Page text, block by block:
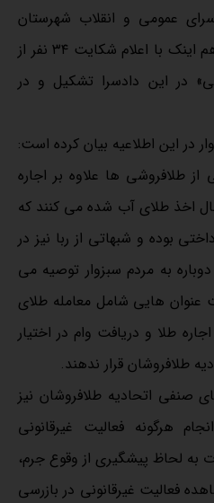
عمومی و انقلاب شهرستان
سبزوار، بر طبق این اطلاعیه، هم اینک با اعلام شکایت ۳۴ نفر از
در این دادسرا تشکیل و در
در این اطلاعیه بیان کرده است:
طلافروشی ها علاوه بر اجاره
اخذ طلای آب شده می کنند که
بوده و شبهاتی از ربا نیز در
به مردم سبزوار توصیه می
هایی شامل معامله طلای
طلا و دریافت وام در اختیار
طلافروشان قرار ندهند.
صنفی اتحادیه طلافروشان نیز
هرگونه فعالیت غیرقانونی
به لحاظ پیشگیری از وقوع جرم،
فعالیت غیرقانونی در بازرسی